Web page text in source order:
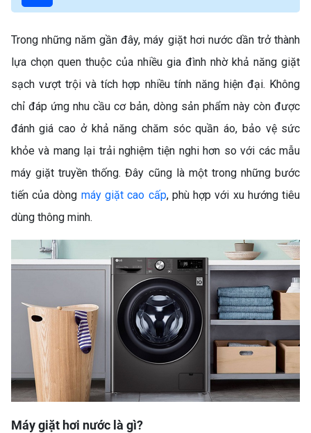
Trong những năm gần đây, máy giặt hơi nước dần trở thành
lựa chọn quen thuộc của nhiều gia đình nhờ khả năng giặt
sạch vượt trội và tích hợp nhiều tính năng hiện đại. Không
chỉ đáp ứng nhu cầu cơ bản, dòng sản phẩm này còn được
đánh giá cao ở khả năng chăm sóc quần áo, bảo vệ sức
khỏe và mang lại trải nghiệm tiện nghi hơn so với các mẫu
máy giặt truyền thống. Đây cũng là một trong những bước
tiến của dòng máy giặt cao cấp, phù hợp với xu hướng tiêu
dùng thông minh.
Máy giặt hơi nước là gì?